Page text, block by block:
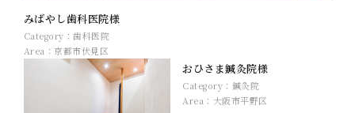
みばやし歯科医院様
Category：歯科医院
Area：京都市伏見区
おひさま鍼灸院様
Category： 鍼灸院
Area： 大阪市平野区